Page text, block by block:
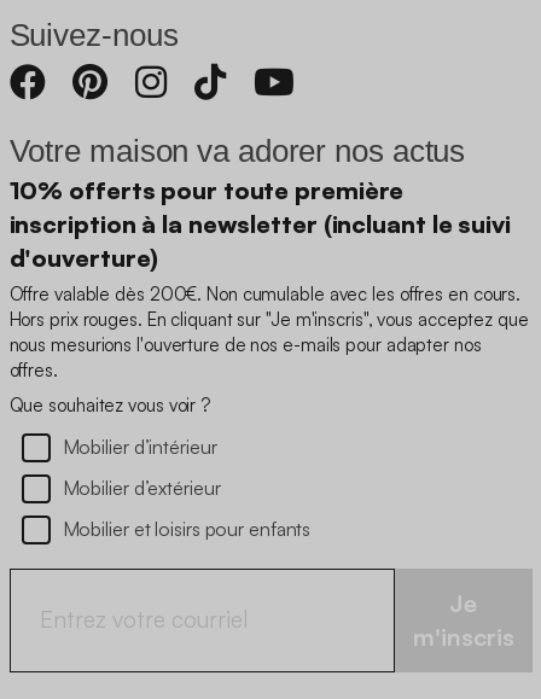
Suivez-nous
Votre maison va adorer nos actus
10% offerts pour toute première
inscription à la newsletter (incluant le suivi
d'ouverture)
Offre valable dès 200€. Non cumulable avec les offres en cours.
Hors prix rouges. En cliquant sur "Je m'inscris", vous acceptez que
nous mesurions l'ouverture de nos e-mails pour adapter nos
offres.
Que souhaitez vous voir ?
Mobilier d’intérieur
Mobilier d’extérieur
Mobilier et loisirs pour enfants
Je
m'inscris